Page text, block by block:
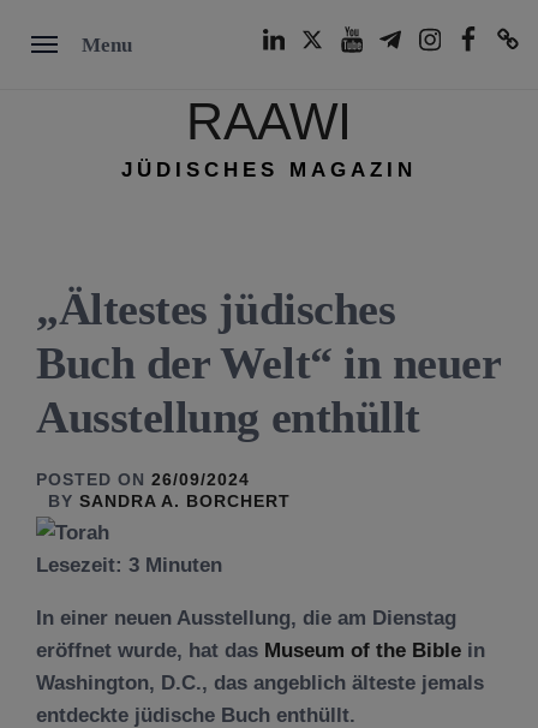
Menu
RAAWI
JÜDISCHES MAGAZIN
„Ältestes jüdisches
Buch der Welt“ in neuer
Ausstellung enthüllt
POSTED ON 26/09/2024
BY SANDRA A. BORCHERT
Lesezeit: 3 Minuten
In einer neuen Ausstellung, die am Dienstag
eröffnet wurde, hat das Museum of the Bible in
Washington, D.C., das angeblich älteste jemals
entdeckte jüdische Buch enthüllt.